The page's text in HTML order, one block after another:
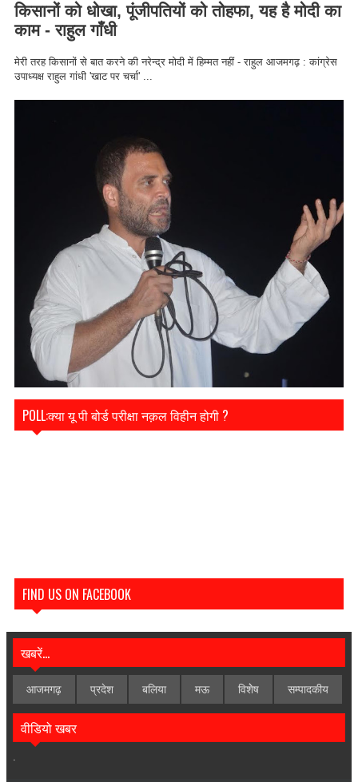
किसानों को धोखा, पूंजीपतियों को तोहफा, यह है मोदी का
काम - राहुल गाँधी
मेरी तरह किसानों से बात करने की नरेन्द्र मोदी में हिम्मत नहीं - राहुल आजमगढ़ : कांग्रेस
उपाध्यक्ष राहुल गांधी 'खाट पर चर्चा' ...
POLL:क्या यू पी बोर्ड परीक्षा नक़ल विहीन होगी ?
FIND US ON FACEBOOK
खबरें...
आजमगढ़ प्रदेश बलिया मऊ विशेेष सम्पादकीय
वीडियो खबर
.